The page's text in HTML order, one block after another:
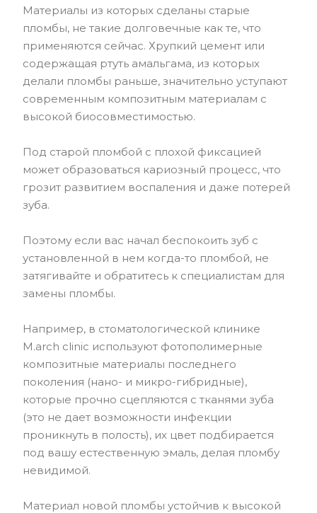
Материалы из которых сделаны старые
пломбы, не такие долговечные как те, что
применяются сейчас. Хрупкий цемент или
содержащая ртуть амальгама, из которых
делали пломбы раньше, значительно уступают
современным композитным материалам с
высокой биосовместимостью.
Под старой пломбой с плохой фиксацией
может образоваться кариозный процесс, что
грозит развитием воспаления и даже потерей
зуба.
Поэтому если вас начал беспокоить зуб с
установленной в нем когда-то пломбой, не
затягивайте и обратитесь к специалистам для
замены пломбы.
Например, в стоматологической клинике
M.arch clinic используют фотополимерные
композитные материалы последнего
поколения (нано- и микро-гибридные),
которые прочно сцепляются с тканями зуба
(это не дает возможности инфекции
проникнуть в полость), их цвет подбирается
под вашу естественную эмаль, делая пломбу
невидимой.
Материал новой пломбы устойчив к высокой